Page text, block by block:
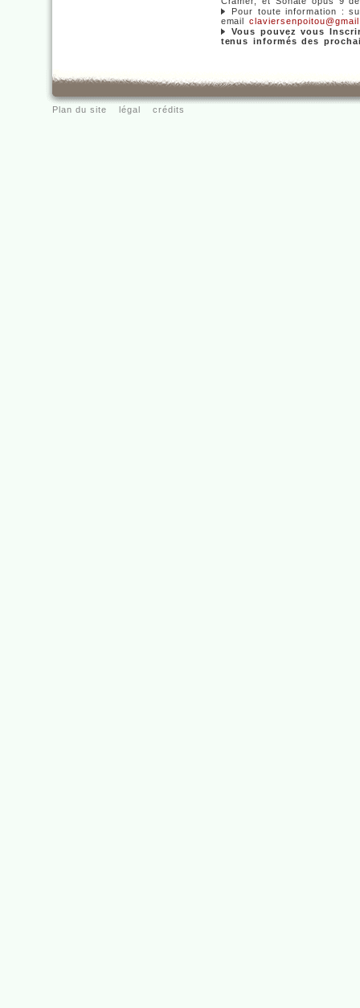
Pour toute information :
email
Vous pouvez vous
tenus informés des
Plan du site légal crédits